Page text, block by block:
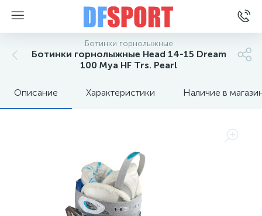
Ботинки горнолыжные
Ботинки горнолыжные Head 14-15 Dream
100 Mya HF Trs. Pearl
Описание Характеристики Наличие в